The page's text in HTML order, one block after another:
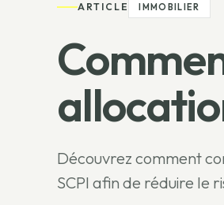
ARTICLE IMMOBILIER
Découvrez comment
SCPI afin de réduire le